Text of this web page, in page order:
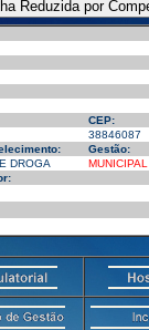
CEP:
38846087
Gestão:
DROGA
MUNICIPAL